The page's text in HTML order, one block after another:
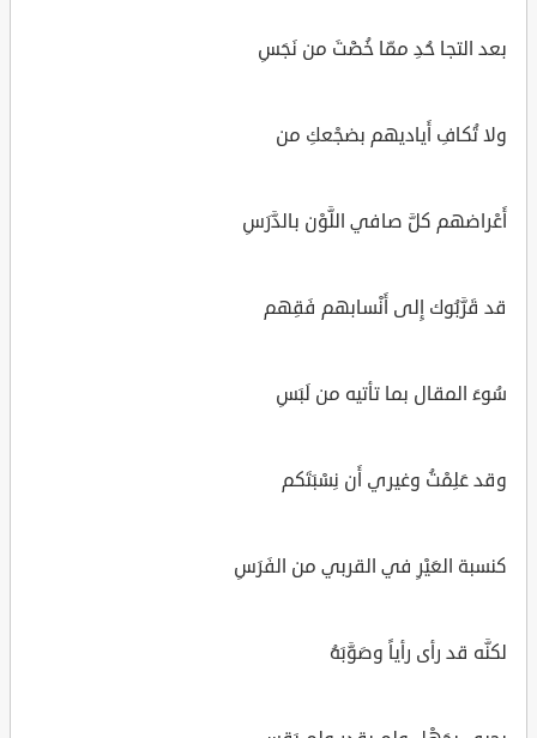
بعد التجا حُدِ ممّا خُضْتَ من نَجَسِ
ولا تُكافِ أَياديهم بضجْعكِ من
أَعْراضهم كلَّ صافي اللَّوْن بالدَّرَسِ
قد قَرَّبُوك إِلى أَنْسابهم فَقِهم
سُوءَ المقال بما تأتيه من لَبَسِ
وقد عَلِمْتُ وغيري أَن نِسْبَتَكم
كنسبة العَيْرِ في القربي من الفَرَسِ
لكنَّه قد رأى رأياً وصَوَّبَهُ